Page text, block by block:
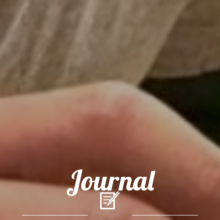
Journal